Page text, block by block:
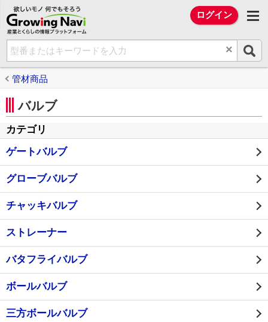
欲しいモノ 何でもそろう Growing Navi（
ログイン
×
管材商品
バルブ
カテゴリ
ゲートバルブ
グローブバルブ
チャッキバルブ
ストレーナー
バタフライバルブ
ボールバルブ
三方ボールバルブ